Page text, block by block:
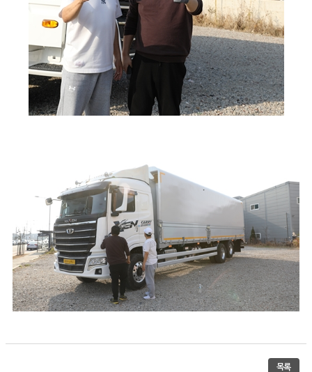
목록